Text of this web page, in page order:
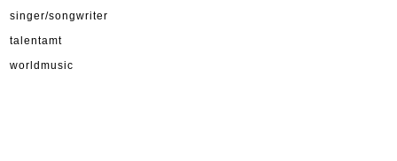
singer/songwriter
talentamt
worldmusic